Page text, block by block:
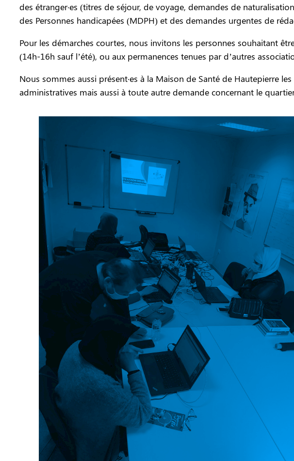
des étranger·es (titres de séjour, de voyage, demandes de
des Personnes handicapées (MDPH) et des demandes urgentes de
Pour les démarches courtes, nous invitons les personnes souhaitant
(14h-16h sauf l’été), ou aux permanences tenues par d’autres
Nous sommes aussi présent·es à la Maison de Santé de Hautepierre
administratives mais aussi à toute autre demande concernant le